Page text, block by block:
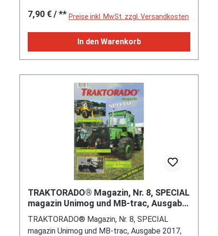
Regulärer Preis:
7,90 €/ ** Preise inkl. MwSt. zzgl. Versandkosten
In den Warenkorb
TRAKTORADO® Magazin, Nr. 8, SPECIAL
magazin Unimog und MB-trac, Ausgabe
2017, UVC Jahrestreffen 2016
TRAKTORADO® Magazin, Nr. 8, SPECIAL
magazin Unimog und MB-trac, Ausgabe 2017,